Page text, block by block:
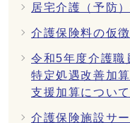
居宅介護（予防
介護保険料の仮
令和5年度介護職
特定処遇改善加
支援加算について
介護保険施設サ